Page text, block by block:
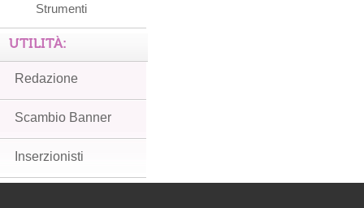
Strumenti
UTILITÀ:
Redazione
Scambio Banner
Inserzionisti